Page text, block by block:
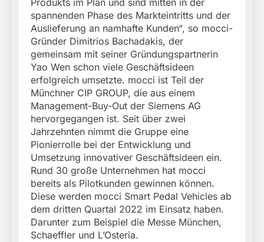
Produkts im Plan und sind mitten in der
spannenden Phase des Markteintritts und der
Auslieferung an namhafte Kunden“, so mocci-
Gründer Dimitrios Bachadakis, der
gemeinsam mit seiner Gründungspartnerin
Yao Wen schon viele Geschäftsideen
erfolgreich umsetzte. mocci ist Teil der
Münchner CIP GROUP, die aus einem
Management-Buy-Out der Siemens AG
hervorgegangen ist. Seit über zwei
Jahrzehnten nimmt die Gruppe eine
Pionierrolle bei der Entwicklung und
Umsetzung innovativer Geschäftsideen ein.
Rund 30 große Unternehmen hat mocci
bereits als Pilotkunden gewinnen können.
Diese werden mocci Smart Pedal Vehicles ab
dem dritten Quartal 2022 im Einsatz haben.
Darunter zum Beispiel die Messe München,
Schaeffler und L’Osteria.